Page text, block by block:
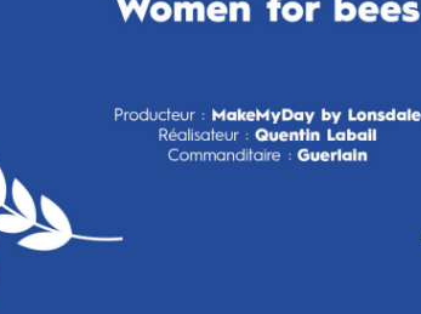
Maison de